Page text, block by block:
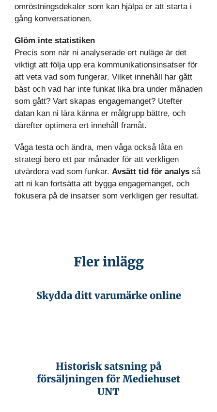
omröstningsdekaler som kan hjälpa er att starta i
gång konversationen.
Glöm inte statistiken
Precis som när ni analyserade ert nuläge är det
viktigt att följa upp era kommunikationsinsatser för
att veta vad som fungerar. Vilket innehåll har gått
bäst och vad har inte funkat lika bra under månaden
som gått? Vart skapas engagemanget? Utefter
datan kan ni lära känna er målgrupp bättre, och
därefter optimera ert innehåll framåt.
Våga testa och ändra, men våga också låta en
strategi bero ett par månader för att verkligen
utvärdera vad som funkar. Avsätt tid för analysså
att ni kan fortsätta att bygga engagemanget, och
fokusera på de insatser som verkligen ger resultat.
Fler inlägg
Skydda ditt varumärke online
Historisk satsning på
försäljningen för Mediehuset
UNT